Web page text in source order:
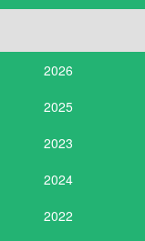
2026
2025
2023
2024
2022